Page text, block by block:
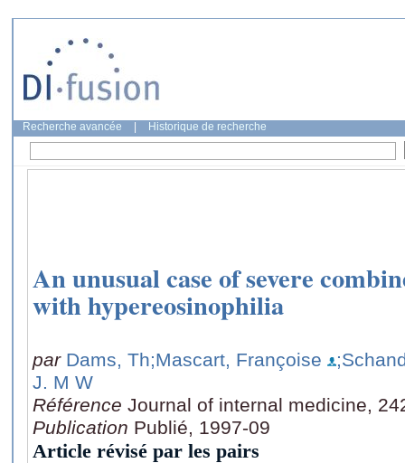
Recherche avancée Historique de recherche
An unusual case of severe
with hypereosinophilia
par Dams, Th;Mascart, Françoise
J. M W
Référence Journal of internal medicine,
Publication Publié, 1997-09
Article révisé par les pairs